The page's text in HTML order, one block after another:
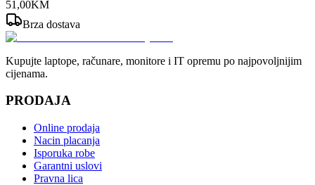
51 ,00KM
Brza dostava
Kupujte laptope, računare, monitore i IT opremu po najpovoljnijim
cijenama.
PRODAJA
Online prodaja
Nacin placanja
Isporuka robe
Garantni uslovi
Pravna lica